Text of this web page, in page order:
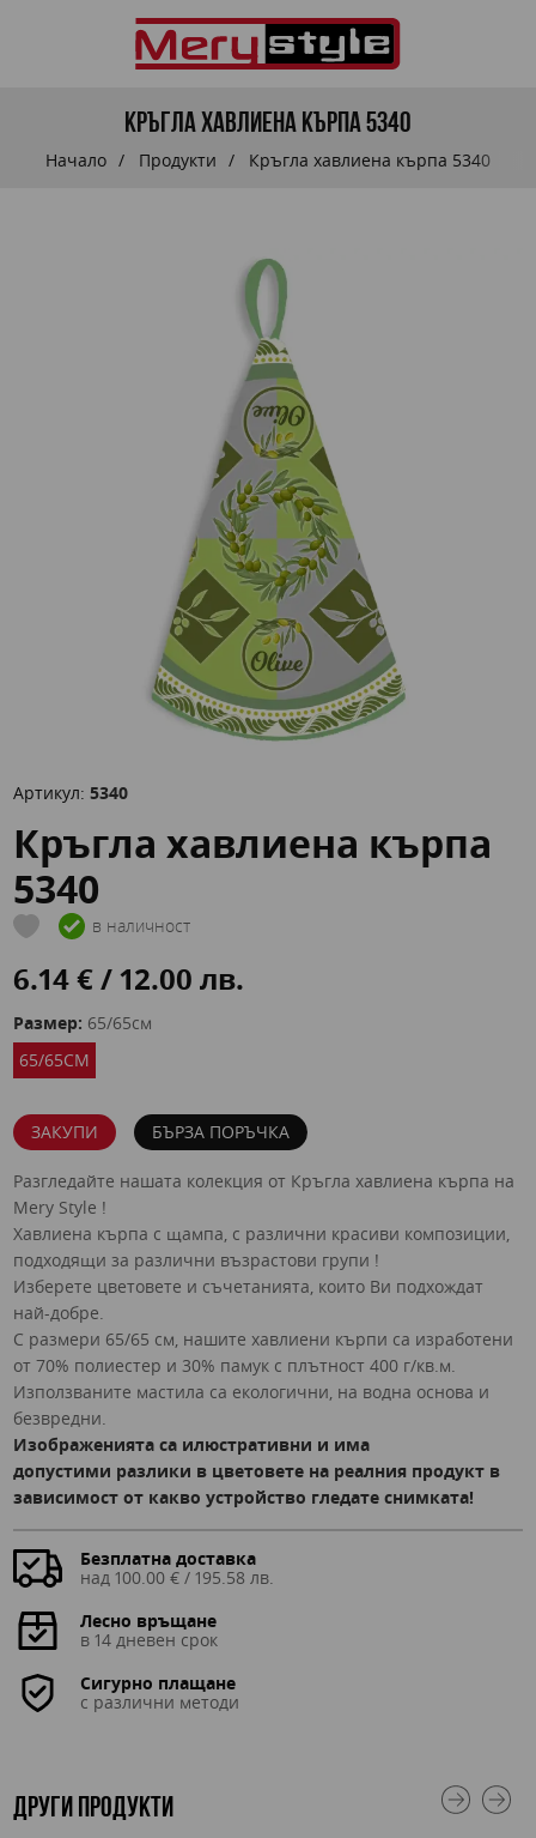
Кръгла хавлиена кърпа 5340
Начало Продукти Кръгла хавлиена кърпа 5340
Артикул:5340
Кръгла хавлиена кърпа
5340
в наличност
6.14 € / 12.00 лв.
Размер: 65/65см
65/65СМ
ЗАКУПИ БЪРЗА ПОРЪЧКА
Разгледайте нашата колекция от Кръгла хавлиена кърпа на
Mery Style !
Хавлиена кърпа с щампа, с различни красиви композиции,
подходящи за различни възрастови групи !
Изберете цветовете и съчетанията, които Ви подхождат
най-добре.
С размери 65/65 см, нашите хавлиени кърпи са изработени
от 70% полиестер и 30% памук с плътност 400 г/кв.м.
Използваните мастила са екологични, на водна основа и
безвредни.
Изображенията са илюстративни и има
допустими разлики в цветовете на реалния продукт в
зависимост от какво устройство гледате снимката!
Безплатна доставка
над 100.00 € / 195.58 лв.
Лесно връщане
в 14 дневен срок
Сигурно плащане
с различни методи
ДРУГИ ПРОДУКТИ